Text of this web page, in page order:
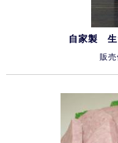
自家製
販売